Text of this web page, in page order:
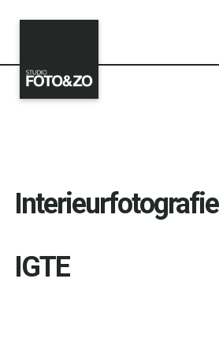
Interieurfotografie
IGTE